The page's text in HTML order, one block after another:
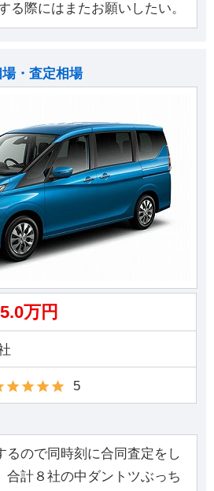
る際にはまたお願いしたい。
・査定相場
万円
5
るので同時刻に合同査定をし
合計８社の中ダントツぶっち